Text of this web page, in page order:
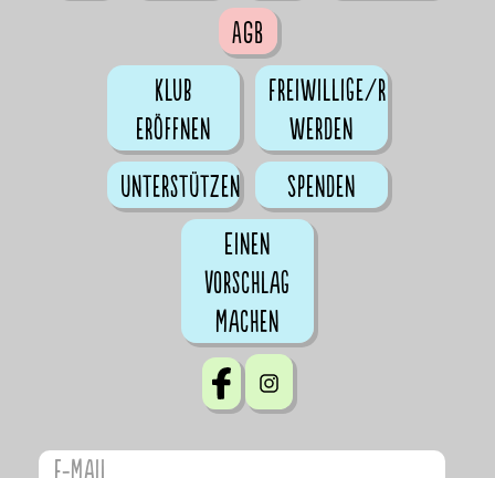
AGB
Klub
eröffnen
Freiwillige/r
werden
Unterstützen
Spenden
Einen
Vorschlag
machen